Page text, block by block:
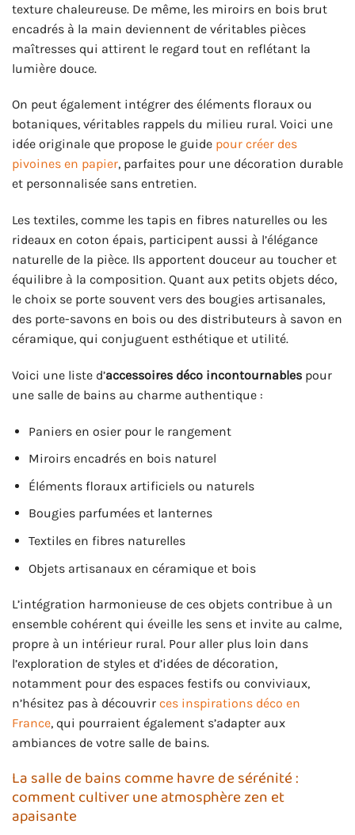
texture chaleureuse. De même, les miroirs en bois brut
encadrés à la main deviennent de véritables pièces
maîtresses qui attirent le regard tout en reflétant la
lumière douce.
On peut également intégrer des éléments floraux ou
botaniques, véritables rappels du milieu rural. Voici une
idée originale que propose le guide pour créer des
pivoines en papier, parfaites pour une décoration durable
et personnalisée sans entretien.
Les textiles, comme les tapis en fibres naturelles ou les
rideaux en coton épais, participent aussi à l’élégance
naturelle de la pièce. Ils apportent douceur au toucher et
équilibre à la composition. Quant aux petits objets déco,
le choix se porte souvent vers des bougies artisanales,
des porte-savons en bois ou des distributeurs à savon en
céramique, qui conjuguent esthétique et utilité.
Voici une liste d’accessoires déco incontournables pour
une salle de bains au charme authentique :
Paniers en osier pour le rangement
Miroirs encadrés en bois naturel
Éléments floraux artificiels ou naturels
Bougies parfumées et lanternes
Textiles en fibres naturelles
Objets artisanaux en céramique et bois
L’intégration harmonieuse de ces objets contribue à un
ensemble cohérent qui éveille les sens et invite au calme,
propre à un intérieur rural. Pour aller plus loin dans
l’exploration de styles et d’idées de décoration,
notamment pour des espaces festifs ou conviviaux,
n’hésitez pas à découvrir ces inspirations déco en
France, qui pourraient également s’adapter aux
ambiances de votre salle de bains.
La salle de bains comme havre de sérénité :
comment cultiver une atmosphère zen et
apaisante